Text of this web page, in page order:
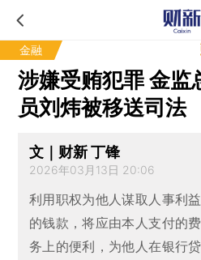
金融
涉嫌受贿犯罪 金监
员刘炜被移送司法
文｜财新 丁锋
2026年03月13日 20:06
利用职权为他人谋取人事利
的钱款，将应由本人支付的
务上的便利，为他人在银行